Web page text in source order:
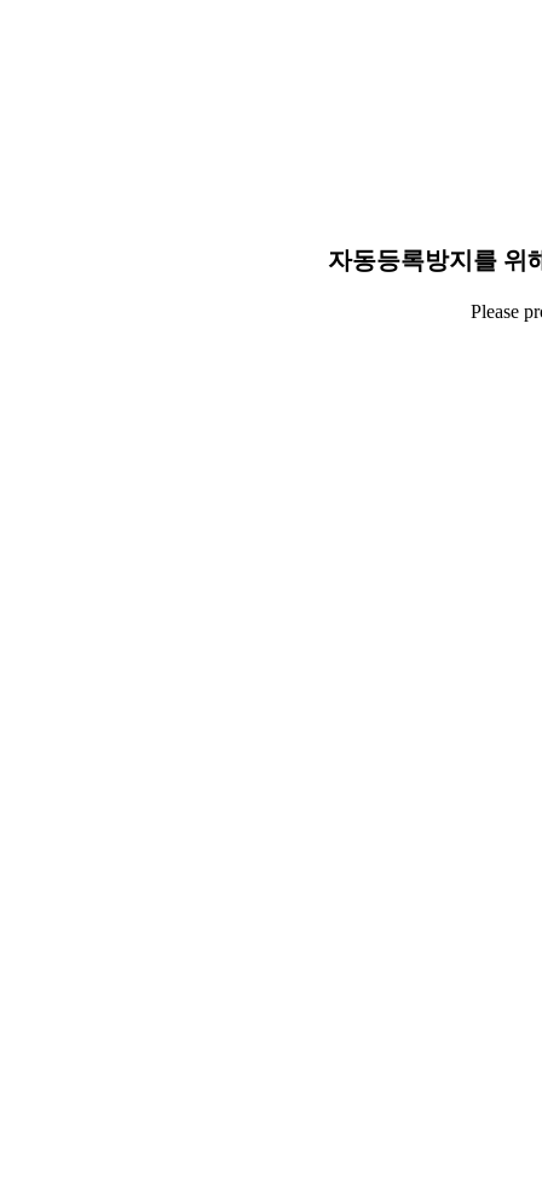
자동등록방지를 위
Please